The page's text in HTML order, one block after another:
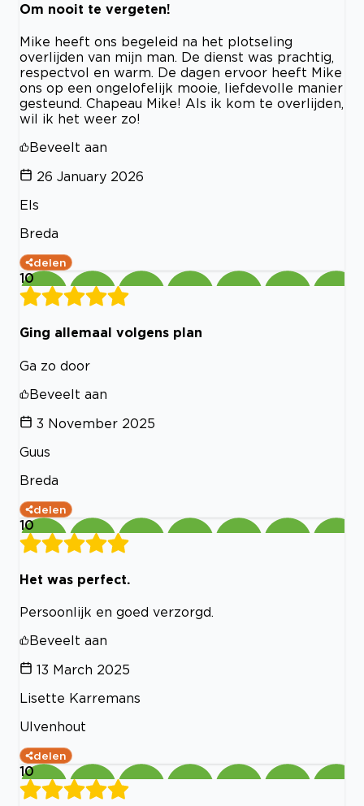
Om nooit te vergeten!
Mike heeft ons begeleid na het plotseling
overlijden van mijn man. De dienst was prachtig,
respectvol en warm. De dagen ervoor heeft Mike
ons op een ongelofelijk mooie, liefdevolle manier
gesteund. Chapeau Mike! Als ik kom te overlijden,
wil ik het weer zo!
Beveelt aan
26 January 2026
Els
Breda
delen
10
Ging allemaal volgens plan
Ga zo door
Beveelt aan
3 November 2025
Guus
Breda
delen
10
Het was perfect.
Persoonlijk en goed verzorgd.
Beveelt aan
13 March 2025
Lisette Karremans
Ulvenhout
delen
10